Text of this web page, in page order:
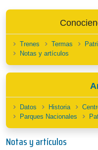
Trenes Termas
Notas y artículos
Datos Historia
Parques Nacionales
Notas y artículos